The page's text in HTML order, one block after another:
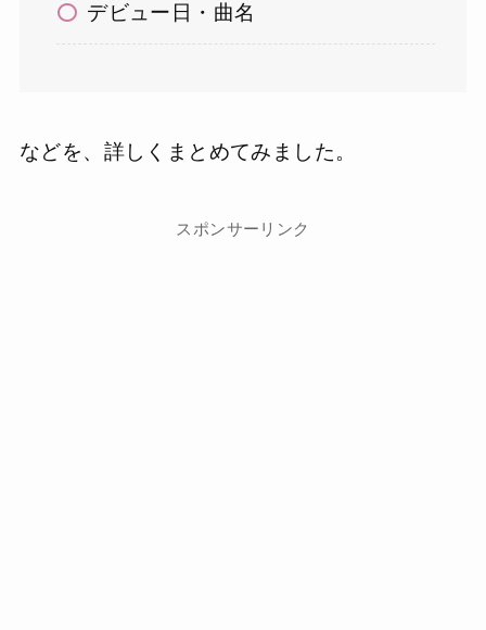
デビュー日・曲名
などを、詳しくまとめてみました。
スポンサーリンク